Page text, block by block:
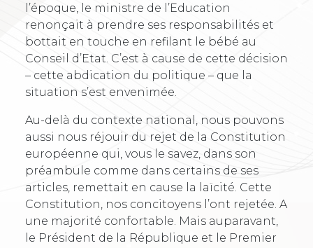
l’époque, le ministre de l’Education
renonçait à prendre ses responsabilités et
bottait en touche en refilant le bébé au
Conseil d’Etat. C’est à cause de cette décision
– cette abdication du politique – que la
situation s’est envenimée.
Au-delà du contexte national, nous pouvons
aussi nous réjouir du rejet de la Constitution
européenne qui, vous le savez, dans son
préambule comme dans certains de ses
articles, remettait en cause la laïcité. Cette
Constitution, nos concitoyens l’ont rejetée. A
une majorité confortable. Mais auparavant,
le Président de la République et le Premier